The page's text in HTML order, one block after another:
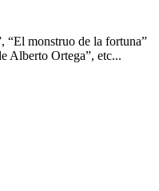
“El monstruo de la fortuna”
Alberto Ortega”, etc...